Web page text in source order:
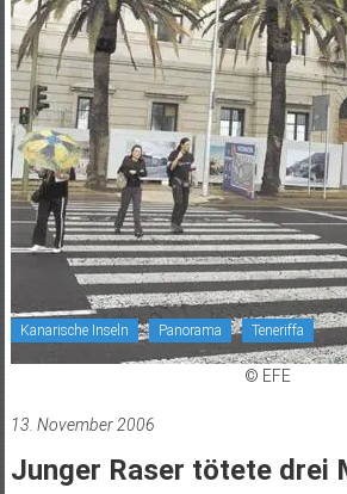
Kanarische Inseln Panorama Teneriffa
© EFE
13. November 2006
Junger Raser tötete drei